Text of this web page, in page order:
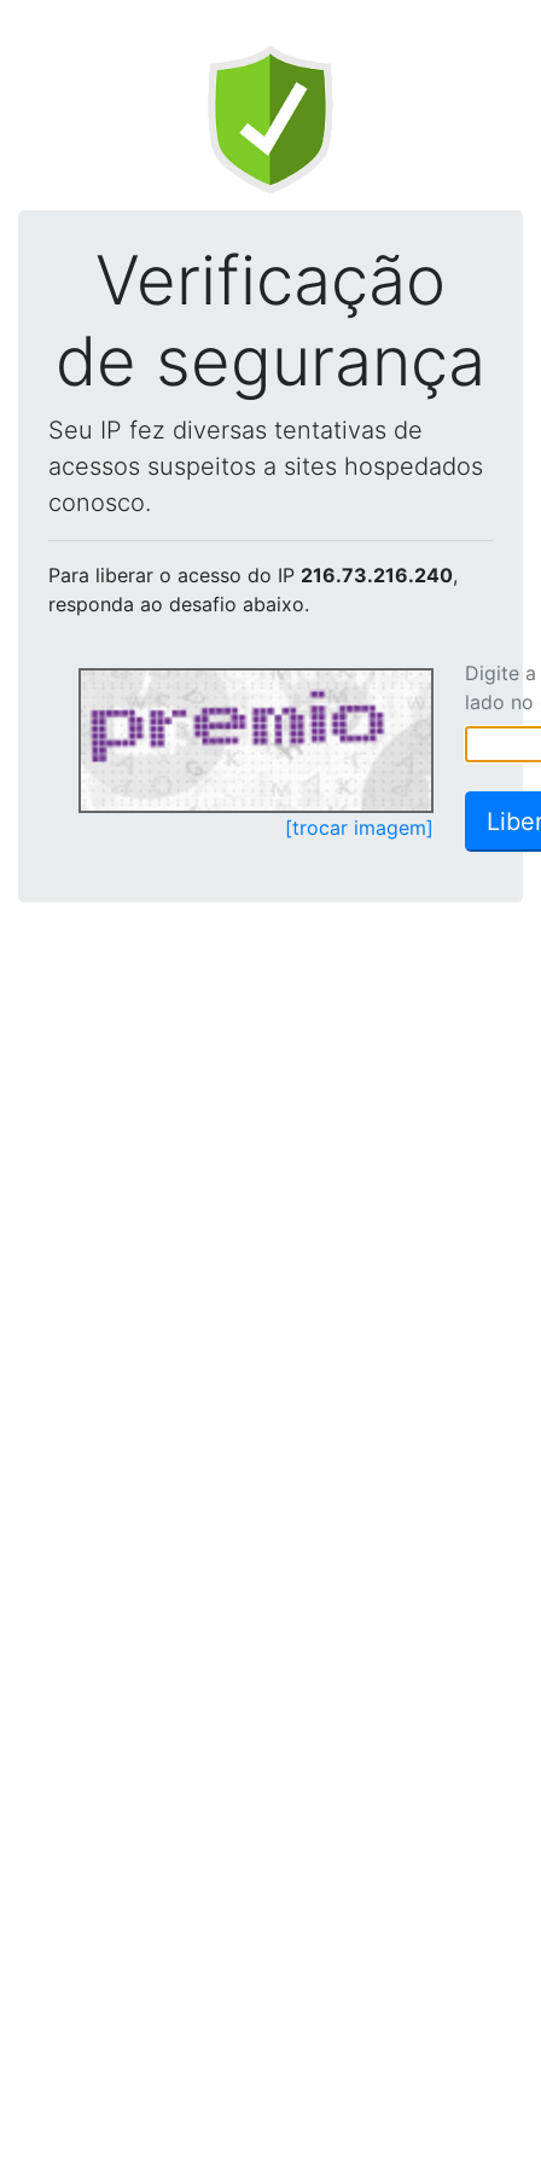
Verificação
de segurança
Seu IP fez diversas tentativas de
acessos suspeitos a sites hospedados
conosco.
Para liberar o acesso do IP 216.73.216.240,
responda ao desafio abaixo.
[trocar imagem]
Digite
lado no